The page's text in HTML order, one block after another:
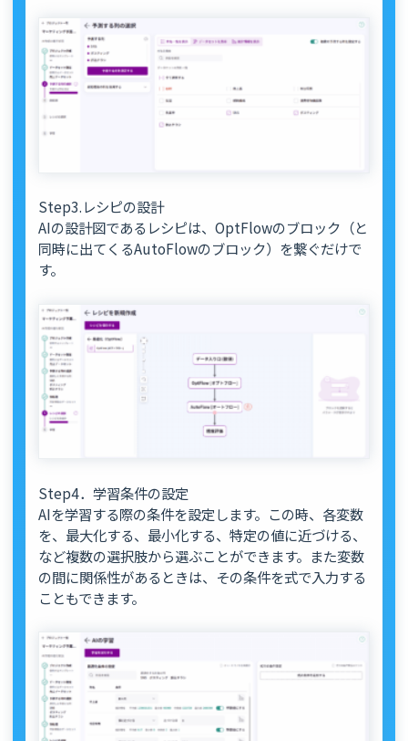
Step3.レシピの設計
AIの設計図であるレシピは、OptFlowのブロック（と
同時に出てくるAutoFlowのブロック）を繋ぐだけで
す。
Step4．学習条件の設定
AIを学習する際の条件を設定します。この時、各変数
を、最大化する、最小化する、特定の値に近づける、
など複数の選択肢から選ぶことができます。また変数
の間に関係性があるときは、その条件を式で入力する
こともできます。